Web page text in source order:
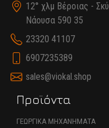
12° χλμ Βέροιας -
Νάουσα 590 35
23320 41107
6907235389
sales@viokal.shop
Προϊόντα
ΓΕΩΡΓΙΚΑ ΜΗΧΑΝΗΜΑΤΑ